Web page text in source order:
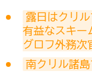
露日はクリ
有益なスキー
グロフ外務次
南クリル諸